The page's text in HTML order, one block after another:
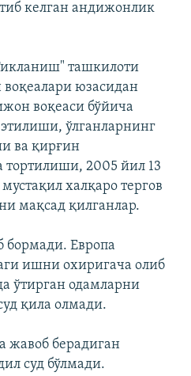
келган андижонлик
ташкилоти
юзасидан
воқеаси бўйича
ўлганларнинг
ва қирғин
тортилиши, 2005 йил 13
халқаро тергов
мақсад қилганлар.
Европа
ишни охиригача олиб
ўтирган одамларни
қила олмади.
жавоб берадиган
суд бўлмади.